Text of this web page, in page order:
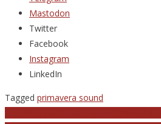
Mastodon
Twitter
Facebook
Instagram
LinkedIn
Tagged primavera sound
Navegación